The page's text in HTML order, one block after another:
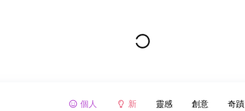
個人 新 靈感 創意 奇蹟